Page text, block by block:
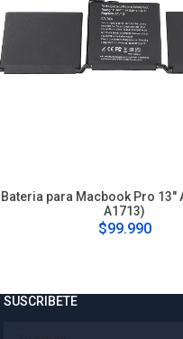
Bateria para Macbook Pro 13"
A1713)
$99.990
SUSCRIBETE